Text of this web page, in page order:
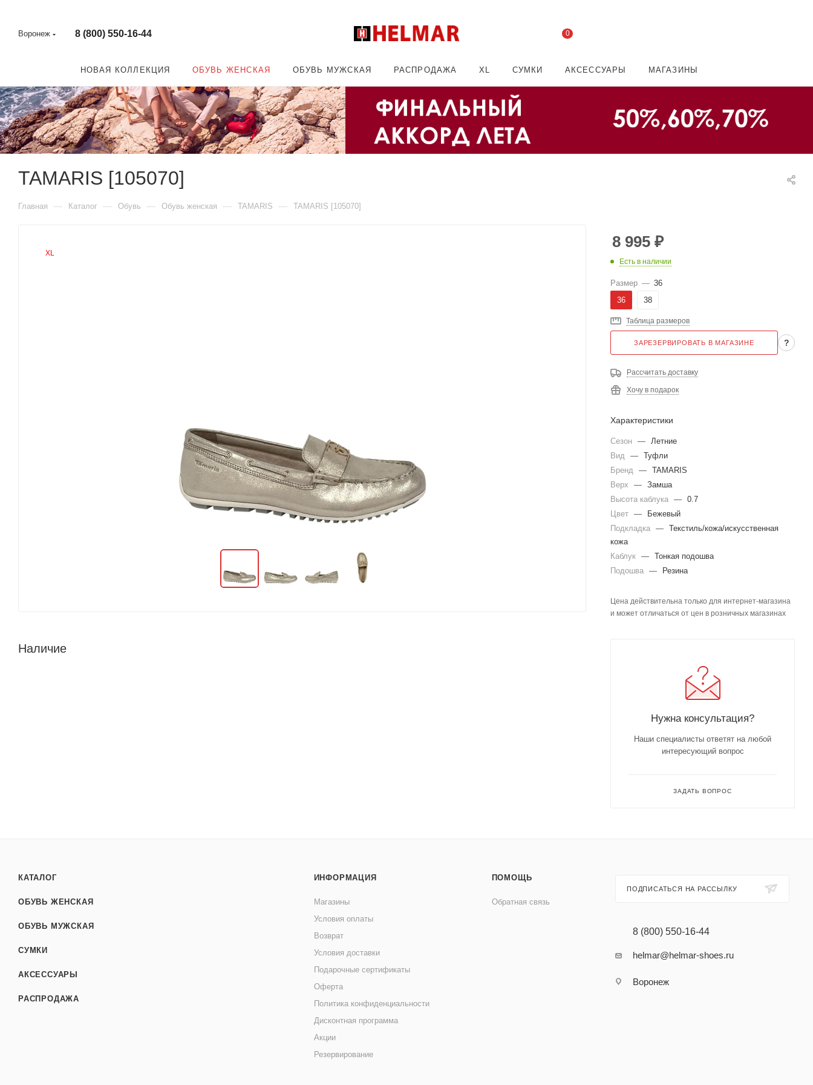
Воронеж 8 (800) 550-16-44 0
НОВАЯ КОЛЛЕКЦИЯ ОБУВЬ ЖЕНСКАЯ ОБУВЬ МУЖСКАЯ РАСПРОДАЖА XL СУМКИ АКСЕССУАРЫ МАГАЗИНЫ
TAMARIS [105070]
Главная — Каталог — Обувь — Обувь женская — TAMARIS — TAMARIS [105070]
XL
Наличие
8 995 ₽
Есть в наличии
Размер — 36
36
38
Таблица размеров
ЗАРЕЗЕРВИРОВАТЬ В МАГАЗИНЕ ?
Рассчитать доставку
Хочу в подарок
Характеристики
Сезон — Летние
Вид — Туфли
Бренд — TAMARIS
Верх
— Замша
Высота каблука — 0.7
Цвет —
Бежевый
Подкладка — Текстиль/кожа/искусственная
кожа
Каблук — Тонкая подошва
Подошва — Резина
Цена действительна только для интернет-магазина
и может отличаться от цен в розничных магазинах
Нужна консультация?
Наши специалисты ответят на любой
интересующий вопрос
ЗАДАТЬ ВОПРОС
КАТАЛОГ
ОБУВЬ ЖЕНСКАЯ
ОБУВЬ МУЖСКАЯ
СУМКИ
АКСЕССУАРЫ
РАСПРОДАЖА
ИНФОРМАЦИЯ
Магазины
Условия оплаты
Возврат
Условия доставки
Подарочные сертификаты
Оферта
Политика конфиденциальности
Дисконтная программа
Акции
Резервирование
ПОМОЩЬ
Обратная связь
ПОДПИСАТЬСЯ НА РАССЫЛКУ
8 (800) 550-16-44
helmar@helmar-shoes.ru
Воронеж